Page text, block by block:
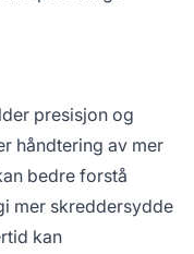
presisjon og
håndtering av mer
bedre forstå
mer skreddersydde
kan